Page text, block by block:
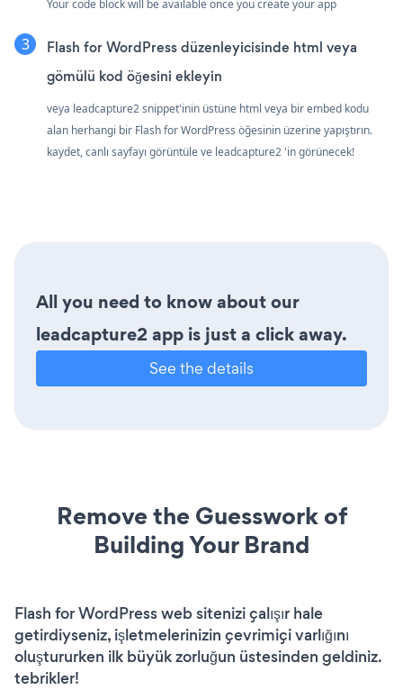
Your code block will be available once you create your app
Flash for WordPress düzenleyicisinde html veya
gömülü kod öğesini ekleyin
veya leadcapture2 snippet'inin üstüne html veya bir embed kodu
alan herhangi bir Flash for WordPress öğesinin üzerine yapıştırın.
kaydet, canlı sayfayı görüntüle ve leadcapture2 'in görünecek!
All you need to know about our
leadcapture2 app is just a click away.
See the details
Remove the Guesswork of
Building Your Brand
Flash for WordPress web sitenizi çalışır hale
getirdiyseniz, işletmelerinizin çevrimiçi varlığını
oluştururken ilk büyük zorluğun üstesinden geldiniz.
tebrikler!